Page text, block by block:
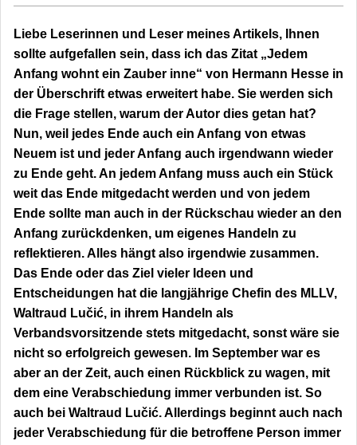
Liebe Leserinnen und Leser meines Artikels, Ihnen
sollte aufgefallen sein, dass ich das Zitat „Jedem
Anfang wohnt ein Zauber inne“ von Hermann Hesse in
der Überschrift etwas erweitert habe. Sie werden sich
die Frage stellen, warum der Autor dies getan hat?
Nun, weil jedes Ende auch ein Anfang von etwas
Neuem ist und jeder Anfang auch irgendwann wieder
zu Ende geht. An jedem Anfang muss auch ein Stück
weit das Ende mitgedacht werden und von jedem
Ende sollte man auch in der Rückschau wieder an den
Anfang zurückdenken, um eigenes Handeln zu
reflektieren. Alles hängt also irgendwie zusammen.
Das Ende oder das Ziel vieler Ideen und
Entscheidungen hat die langjährige Chefin des MLLV,
Waltraud Lučić, in ihrem Handeln als
Verbandsvorsitzende stets mitgedacht, sonst wäre sie
nicht so erfolgreich gewesen. Im September war es
aber an der Zeit, auch einen Rückblick zu wagen, mit
dem eine Verabschiedung immer verbunden ist. So
auch bei Waltraud Lučić. Allerdings beginnt auch nach
jeder Verabschiedung für die betroffene Person immer